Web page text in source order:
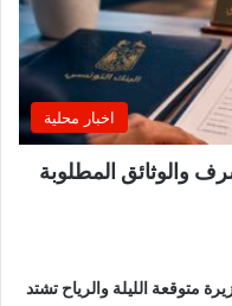
اخبار محلية
والوثائق المطلوبة
متوقعة الليلة والرياح تشتد